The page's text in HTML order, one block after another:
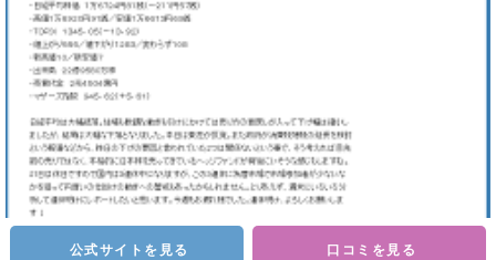
公式サイトを見る 口コミを見る